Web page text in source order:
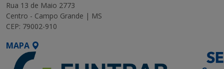
Rua 13 de Maio 2773
Centro - Campo Grande | MS
CEP: 79002-910
MAPA